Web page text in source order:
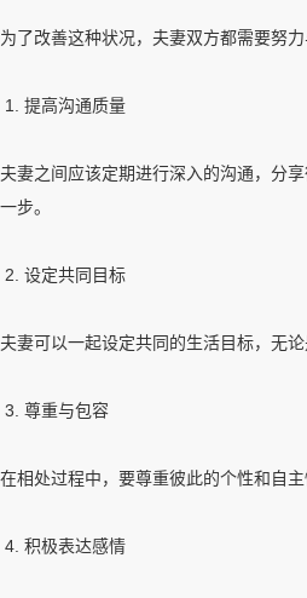
为了改善这种状况，夫妻双方都需要努
1. 提高沟通质量
夫妻之间应该定期进行深入的沟通，分
一步。
2. 设定共同目标
夫妻可以一起设定共同的生活目标，无
3. 尊重与包容
在相处过程中，要尊重彼此的个性和自
4. 积极表达感情